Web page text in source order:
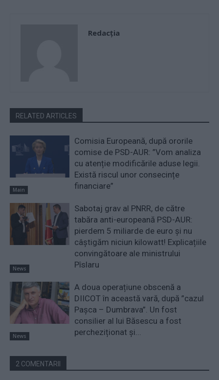
Redacţia
RELATED ARTICLES
Main
Comisia Europeană, după ororile
comise de PSD-AUR: ”Vom analiza
cu atenție modificările aduse legii.
Există riscul unor consecințe
financiare”
News
Sabotaj grav al PNRR, de către
tabăra anti-europeană PSD-AUR:
pierdem 5 miliarde de euro și nu
câștigăm niciun kilowatt! Explicațiile
convingătoare ale ministrului
Pîslaru
News
A doua operațiune obscenă a
DIICOT în această vară, după ”cazul
Pașca – Dumbrava”. Un fost
consilier al lui Băsescu a fost
percheziționat și...
2 COMENTARII